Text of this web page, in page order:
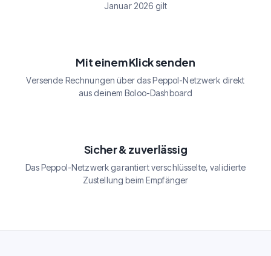
Januar 2026 gilt
Mit einem Klick senden
Versende Rechnungen über das Peppol-Netzwerk direkt
aus deinem Boloo-Dashboard
Sicher & zuverlässig
Das Peppol-Netzwerk garantiert verschlüsselte, validierte
Zustellung beim Empfänger